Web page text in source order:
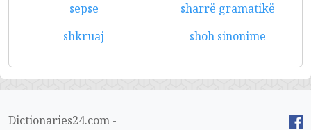
sepse
sharrë gramatikë
shkruaj
shoh sinonime
Dictionaries24.com -